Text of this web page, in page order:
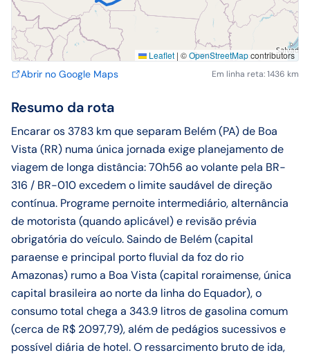
Leaflet | ©OpenStreetMapcontributors
Abrir no Google Maps Em linha reta: 1436 km
Resumo da rota
Encarar os 3783 km que separam Belém (PA) de Boa
Vista (RR) numa única jornada exige planejamento de
viagem de longa distância: 70h56 ao volante pela BR-
316 / BR-010 excedem o limite saudável de direção
contínua. Programe pernoite intermediário, alternância
de motorista (quando aplicável) e revisão prévia
obrigatória do veículo. Saindo de Belém (capital
paraense e principal porto fluvial da foz do rio
Amazonas) rumo a Boa Vista (capital roraimense, única
capital brasileira ao norte da linha do Equador), o
consumo total chega a 343.9 litros de gasolina comum
(cerca de R$ 2097,79), além de pedágios sucessivos e
possível diária de hotel. O ressarcimento bruto de ida,